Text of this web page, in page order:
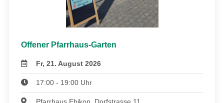
Offener Pfarrhaus-Garten
Fr, 21. August 2026
17:00 - 19:00 Uhr